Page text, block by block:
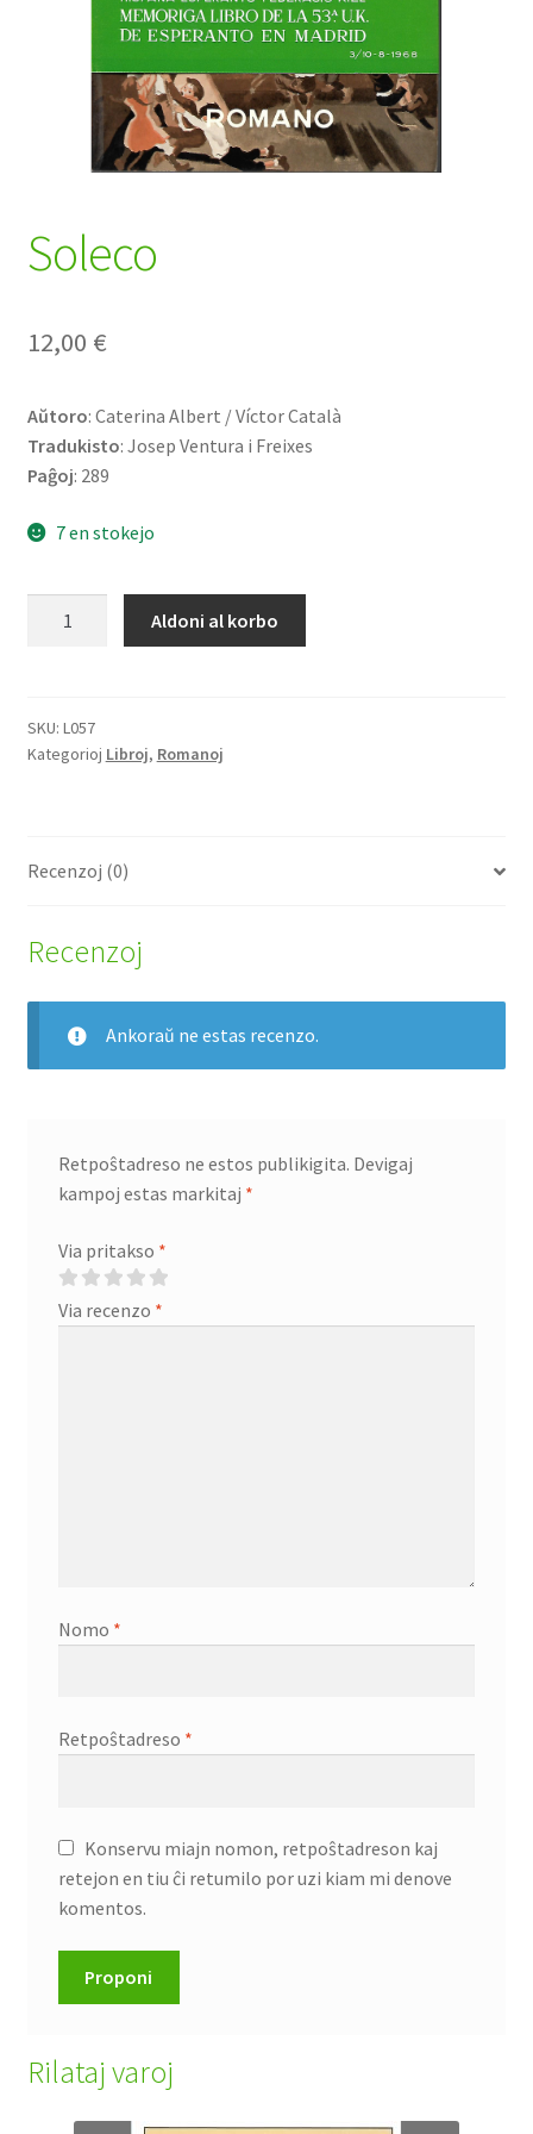
Soleco
12,00 €
Aŭtoro: Caterina Albert / Víctor Català
Tradukisto: Josep Ventura i Freixes
Paĝoj: 289
7 en stokejo
Aldoni al korbo
SKU: L057
Kategorioj Libroj, Romanoj
Recenzoj (0)
Recenzoj
Ankoraŭ ne estas recenzo.
Retpoŝtadreso ne estos publikigita. Devigaj
kampoj estas markitaj *
Via pritakso *
Via recenzo *
Nomo *
Retpoŝtadreso *
Konservu miajn nomon, retpoŝtadreson kaj
retejon en tiu ĉi retumilo por uzi kiam mi denove
komentos.
Rilataj varoj